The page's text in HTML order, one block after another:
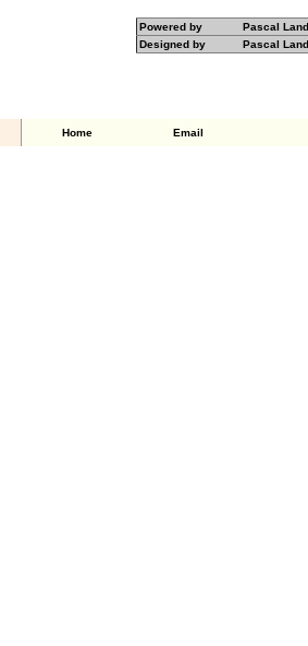
Powered by
Pascal
Designed by
Pascal
Home Email